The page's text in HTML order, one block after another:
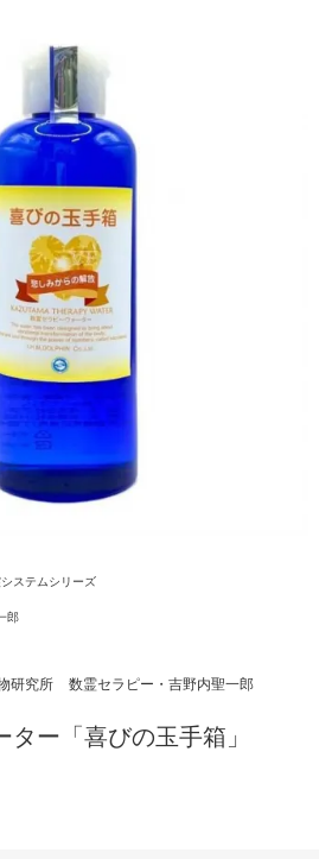
ステムシリーズ
郎
研究所 数霊セラピー・吉野内聖一郎
ー「喜びの玉手箱」